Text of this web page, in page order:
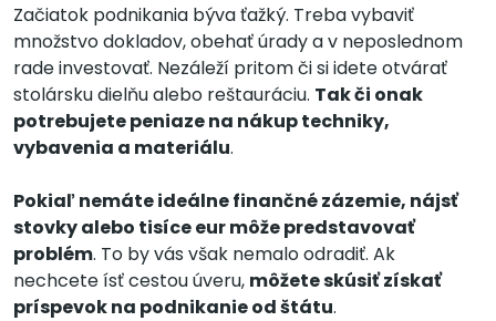
Začiatok podnikania býva ťažký. Treba vybaviť
množstvo dokladov, obehať úrady a v neposlednom
rade investovať. Nezáleží pritom či si idete otvárať
stolársku dielňu alebo reštauráciu. Tak či onak
potrebujete peniaze na nákup techniky,
vybavenia a materiálu.
Pokiaľ nemáte ideálne finančné zázemie, nájsť
stovky alebo tisíce eur môže predstavovať
problém. To by vás však nemalo odradiť. Ak
nechcete ísť cestou úveru, môžete skúsiť získať
príspevok na podnikanie od štátu.